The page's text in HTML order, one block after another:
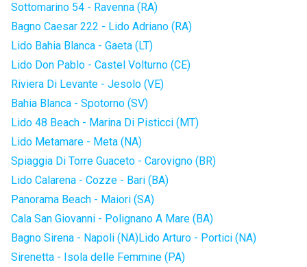
Sottomarino 54 - Ravenna (RA)
Bagno Caesar 222 - Lido Adriano (RA)
Lido Bahia Blanca - Gaeta (LT)
Lido Don Pablo - Castel Volturno (CE)
Riviera Di Levante - Jesolo (VE)
Bahia Blanca - Spotorno (SV)
Lido 48 Beach - Marina Di Pisticci (MT)
Lido Metamare - Meta (NA)
Spiaggia Di Torre Guaceto - Carovigno (BR)
Lido Calarena - Cozze - Bari (BA)
Panorama Beach - Maiori (SA)
Cala San Giovanni - Polignano A Mare (BA)
Bagno Sirena - Napoli (NA)Lido Arturo - Portici (NA)
Sirenetta - Isola delle Femmine (PA)